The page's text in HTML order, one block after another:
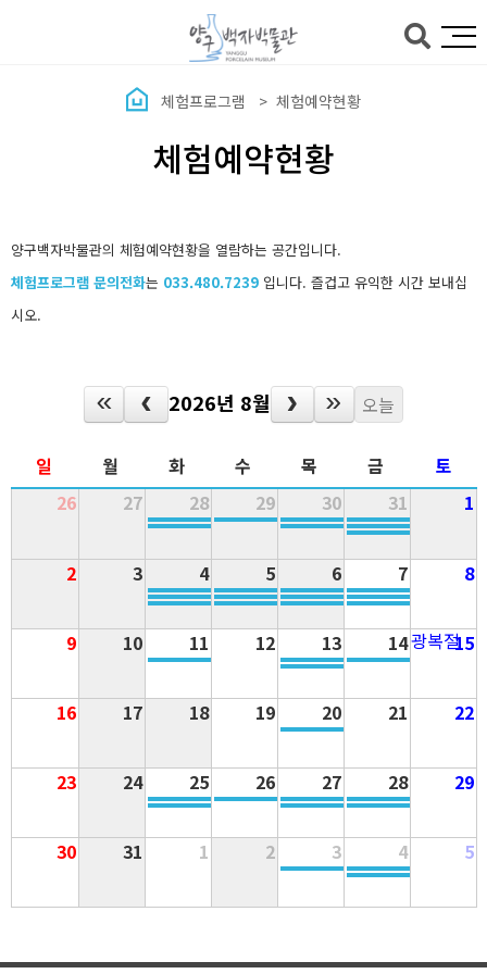
체험프로그램 체험예약현황
체험예약현황
양구백자박물관의 체험예약현황을 열람하는 공간입니다.
체험프로그램 문의전화는 033.480.7239 입니다. 즐겁고 유익한 시간 보내십
시오.
2026년 8월 오늘
일 월 화 수 목 금
토
26
27 28 29 30 31 1
2 3 4 5 6 7 8
광복절
9 10 11 12 13 14 15
16 17 18 19 20 21 22
23 24 25 26 27 28 29
30 31 1 2 3 4 5